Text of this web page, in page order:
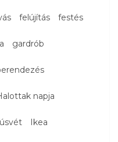
felújítás festés
gardrób
napja
Ikea